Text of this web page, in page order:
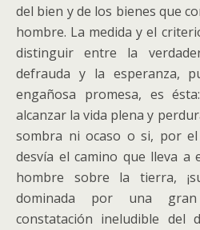
del bien y de los bienes que
hombre. La medida y el
distinguir entre la
defrauda y la esperanza,
engañosa promesa, es
alcanzar la vida plena y
sombra ni ocaso o si, por
desvía el camino que lleva a
hombre sobre la tierra,
dominada por una
constatación ineludible del